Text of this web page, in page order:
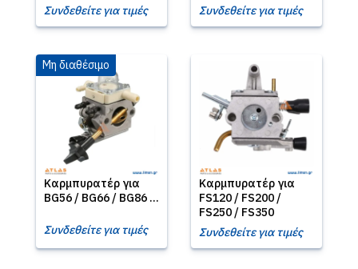
Συνδεθείτε για τιμές
Συνδεθείτε για τιμές
Καρμπυρατέρ για
BG56 / BG66 / BG86 ...
Μη διαθέσιμο
Συνδεθείτε για τιμές
Καρμπυρατέρ για
FS120 / FS200 /
FS250 / FS350
Συνδεθείτε για τιμές